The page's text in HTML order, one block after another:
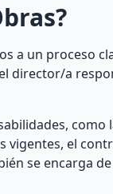
a un proceso
director/a
el
se encarga